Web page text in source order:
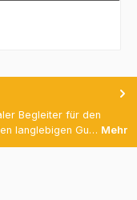
Begleiter für den
langlebigen Gu… Mehr